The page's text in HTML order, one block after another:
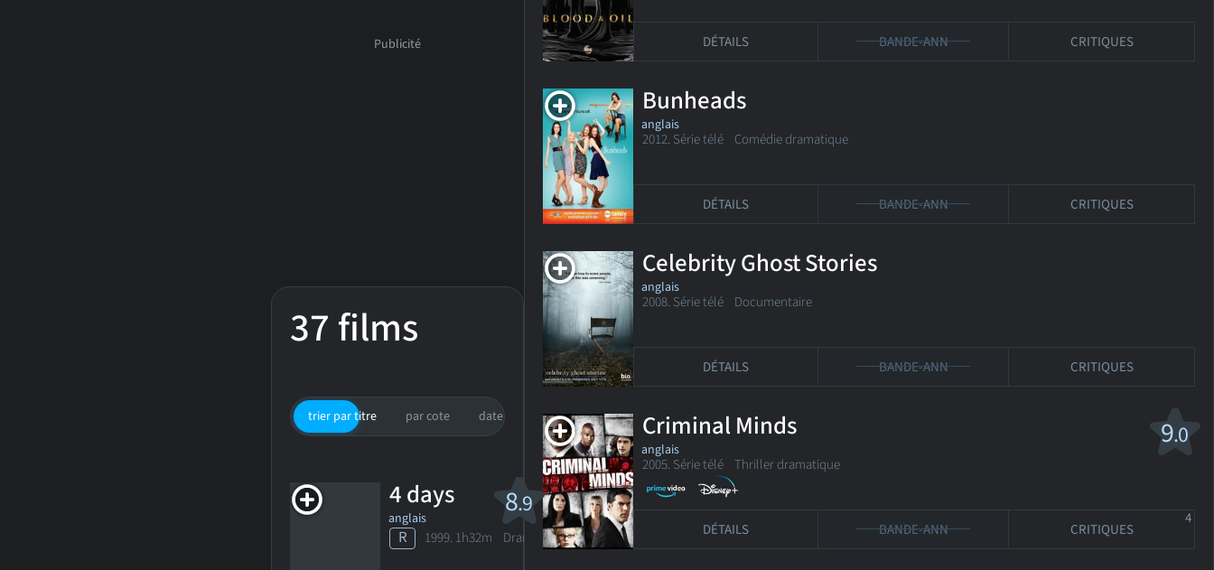
37 films
trier par titre par cote date de sortie
8.9
4 days
anglais
R 1999. 1h32m Drame
DÉTAILS BANDE-ANN CRITIQUES
Bunheads
anglais
2012. Série télé Comédie dramatique
DÉTAILS BANDE-ANN CRITIQUES
Celebrity Ghost Stories
anglais
2008. Série téléDocumentaire
DÉTAILS BANDE-ANN CRITIQUES
9.0
Criminal Minds
anglais
2005. Série téléThriller dramatique
DÉTAILS BANDE-ANN CRITIQUES
4